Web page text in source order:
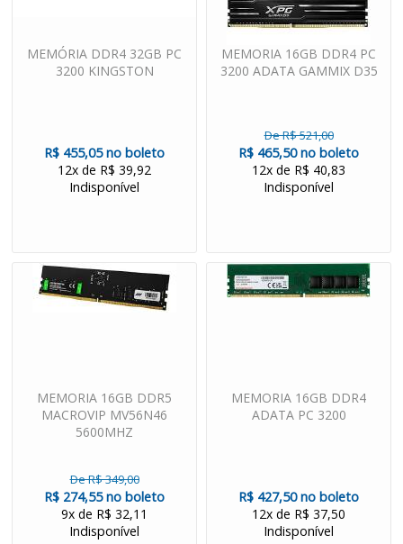
MEMÓRIA DDR4 32GB PC
3200 KINGSTON
R$ 455,05 no boleto
12x de R$ 39,92
Indisponível
MEMORIA 16GB DDR4 PC
3200 ADATA GAMMIX D35
De R$ 521,00
R$ 465,50 no boleto
12x de R$ 40,83
Indisponível
MEMORIA 16GB DDR5
MACROVIP MV56N46
5600MHZ
De R$ 349,00
R$ 274,55 no boleto
9x de R$ 32,11
Indisponível
MEMORIA 16GB DDR4
ADATA PC 3200
R$ 427,50 no boleto
12x de R$ 37,50
Indisponível